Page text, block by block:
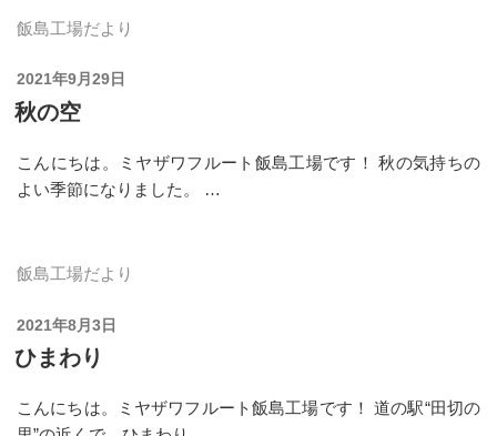
飯島工場だより
投
稿
2021年9月29日
秋の空
こんにちは。ミヤザワフルート飯島工場です！ 秋の気持ちの
よい季節になりました。 …
飯島工場だより
投
稿
2021年8月3日
ひまわり
こんにちは。ミヤザワフルート飯島工場です！ 道の駅“田切の